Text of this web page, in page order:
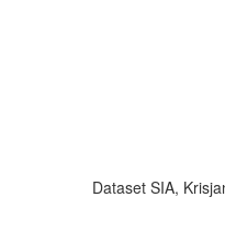
Dataset SIA,